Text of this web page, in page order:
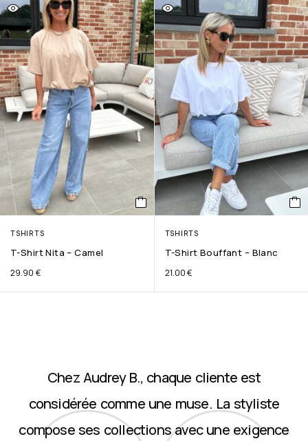
TSHIRTS
T-Shirt Nita – Camel
29.90 €
TSHIRTS
T-Shirt Bouffant – Blanc
21.00€
Chez Audrey B., chaque cliente est
considérée comme une muse. La styliste
compose ses collections avec une exigence